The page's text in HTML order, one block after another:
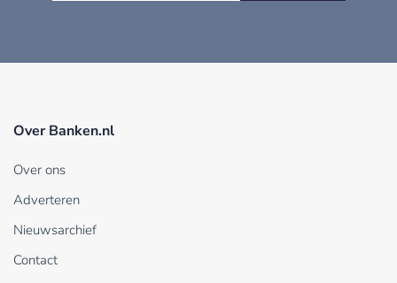
Over Banken.nl
Over ons
Adverteren
Nieuwsarchief
Contact